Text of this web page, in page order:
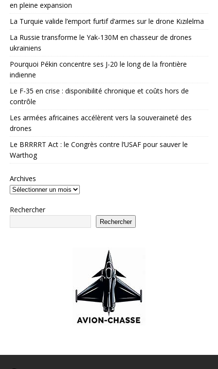
en pleine expansion
La Turquie valide l’emport furtif d’armes sur le drone Kızılelma
La Russie transforme le Yak-130M en chasseur de drones
ukrainiens
Pourquoi Pékin concentre ses J-20 le long de la frontière
indienne
Le F-35 en crise : disponibilité chronique et coûts hors de
contrôle
Les armées africaines accélèrent vers la souveraineté des
drones
Le BRRRRT Act : le Congrès contre l’USAF pour sauver le
Warthog
Archives
Rechercher
Rechercher